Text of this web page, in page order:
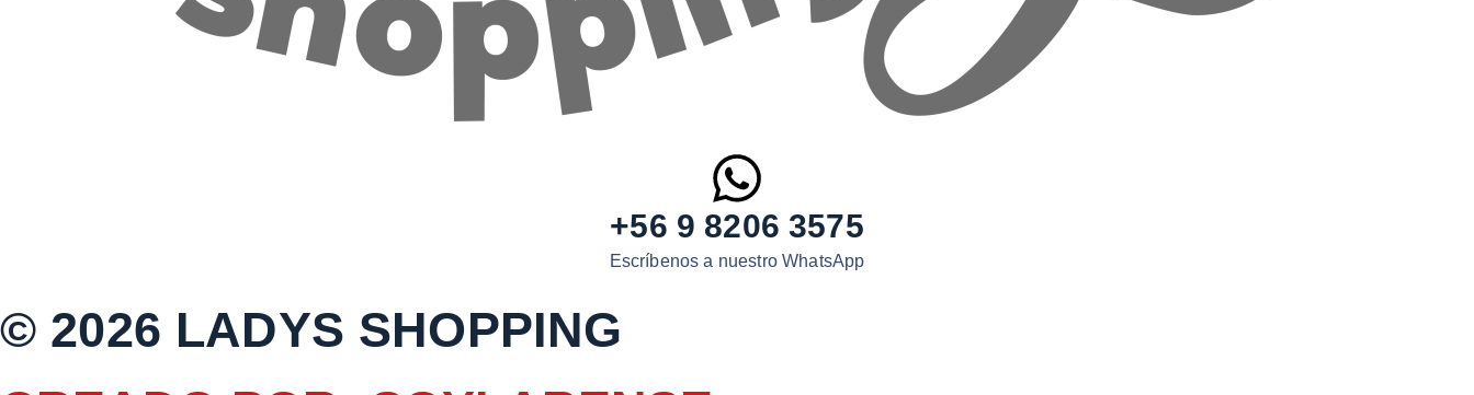
+56 9 8206 3575
Escríbenos a nuestro WhatsApp
© 2026 LADYS SHOPPING